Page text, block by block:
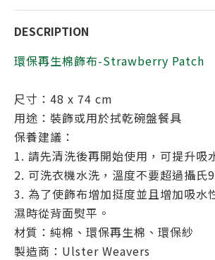
DESCRIPTION
環保再生棉飾布-Strawberry Patch
尺寸：48 x 74 cm
用途：裝飾或用於拭乾碗盤餐具
保養建議：
1. 請先清洗後再開始使用，可提升吸
2. 可洗衣機水洗，溫度不要超過攝氏
3. 為了使飾布增加挺度並且增加吸水
濕時從背面熨平。
材質：純棉、環保再生棉、環保紗
製造商：Ulster Weavers